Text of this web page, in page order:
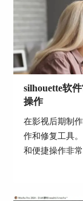
为了更好地
大家可以将
silhouette软
操作
在影视后期制
作和修复工具
和便捷操作非
捷键、